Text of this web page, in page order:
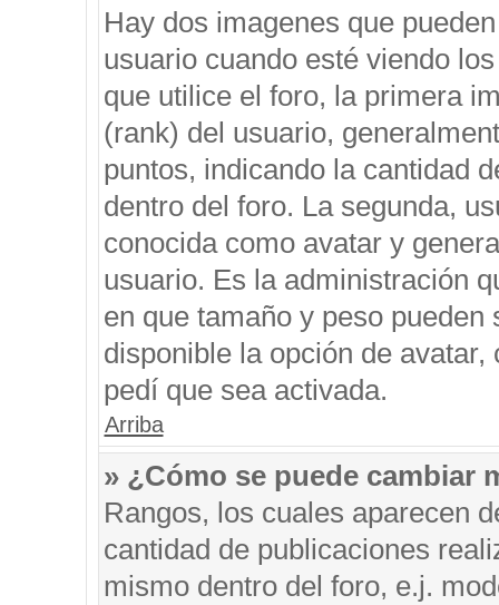
Hay dos imagenes que
usuario cuando esté viendo
que utilice el foro, la primera
(rank) del usuario,
puntos, indicando la cantidad
dentro del foro. La segunda,
conocida como avatar y
usuario. Es la administración
en que tamaño y peso
disponible la opción de
pedí que sea activada.
Arriba
» ¿Cómo se puede cambiar
Rangos, los cuales aparecen
cantidad de publicaciones
mismo dentro del foro, e.j.